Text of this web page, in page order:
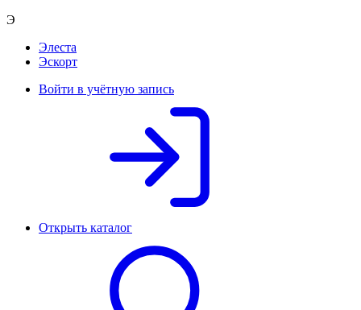
Э
Элеста
Эскорт
Войти в учётную запись
Открыть каталог